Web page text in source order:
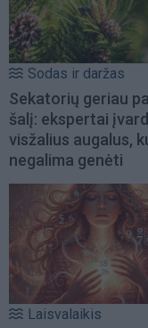
Sodas ir daržas
Sekatorių geriau
šalį: ekspertai
visžalius augalus,
negalima genėti
Laisvalaikis